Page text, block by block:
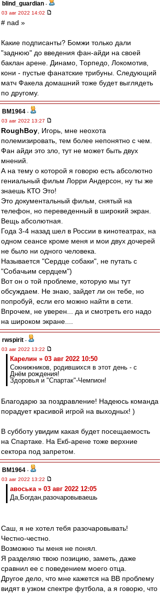
blind_guardian -
03 авг 2022 14:02
# nad »
Какие подписанты? Бомжи только дали
"заднюю" до введения фан-айди на своей
баклан арене. Динамо, Торпедо, Локомотив,
кони - пустые фанатские трибуны. Следующий
матч Факела домашний тоже будет выглядеть
по другому.
BM1964 -
03 авг 2022 13:27
RoughBoy , Игорь, мне неохота
полемизировать, тем более непонятно с чем.
Фан айди это зло, тут не может быть двух
мнений.
А на тему о которой я говорю есть абсолютно
гениальный фильм Лорри Андерсон, ну ты же
знаешь КТО Это!
Это документальный фильм, снятый на
телефон, но переведенный в широкий экран.
Вещь абсолютная.
Года 3-4 назад шел в России в кинотеатрах, на
одном сеансе кроме меня и мои двух дочерей
не было ни одного человека.
Называется "Сердце собаки", не путать с
"Собачьим сердцем")
Вот он о той проблеме, которую мы тут
обсуждаем. Не знаю, зайдет ли он тебе, но
попробуй, если его можно найти в сети.
Впрочем, не уверен... да и смотреть его надо
на широком экране....
rwspirit -
03 авг 2022 13:22
Карелин » 03 авг 2022 10:50
Сокнижников, родившихся в этот день - с
Днём рождения!
Здоровья и "Спартак"-Чемпион!
Благодарю за поздравление! Надеюсь команда
порадует красивой игрой на выходных! )
В субботу увидим какая будет посещаемость
на Спартаке. На Екб-арене тоже верхние
сектора под запретом.
BM1964 -
03 авг 2022 13:22
авоська » 03 авг 2022 12:05
Да,Богдан,разочаровываешь
Саш, я не хотел тебя разочаровывать!
Честно-честно.
Возможно ты меня не понял.
Я разделяю твою позицию, заметь, даже
сравнил ее с поведением моего отца.
Другое дело, что мне кажется на ВВ проблему
видят в узком спектре футбола, а я говорю, что